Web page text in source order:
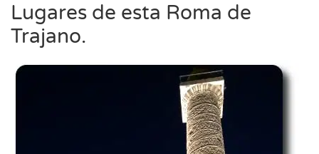
Lugares de esta Roma de
Trajano.